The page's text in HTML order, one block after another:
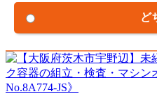
ど